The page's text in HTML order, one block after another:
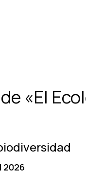
«El
2026